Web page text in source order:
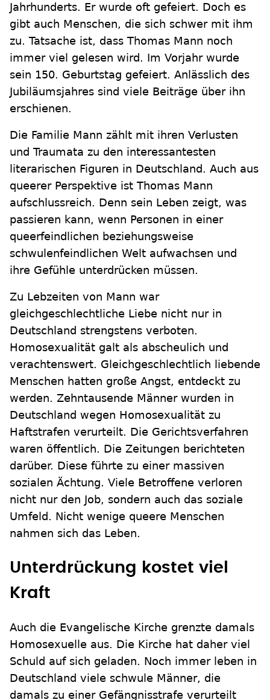
Jahrhunderts. Er wurde oft gefeiert. Doch es
gibt auch Menschen, die sich schwer mit ihm
zu. Tatsache ist, dass Thomas Mann noch
immer viel gelesen wird. Im Vorjahr wurde
sein 150. Geburtstag gefeiert. Anlässlich des
Jubiläumsjahres sind viele Beiträge über ihn
erschienen.
Die Familie Mann zählt mit ihren Verlusten
und Traumata zu den interessantesten
literarischen Figuren in Deutschland. Auch aus
queerer Perspektive ist Thomas Mann
aufschlussreich. Denn sein Leben zeigt, was
passieren kann, wenn Personen in einer
queerfeindlichen beziehungsweise
schwulenfeindlichen Welt aufwachsen und
ihre Gefühle unterdrücken müssen.
Zu Lebzeiten von Mann war
gleichgeschlechtliche Liebe nicht nur in
Deutschland strengstens verboten.
Homosexualität galt als abscheulich und
verachtenswert. Gleichgeschlechtlich liebende
Menschen hatten große Angst, entdeckt zu
werden. Zehntausende Männer wurden in
Deutschland wegen Homosexualität zu
Haftstrafen verurteilt. Die Gerichtsverfahren
waren öffentlich. Die Zeitungen berichteten
darüber. Diese führte zu einer massiven
sozialen Ächtung. Viele Betroffene verloren
nicht nur den Job, sondern auch das soziale
Umfeld. Nicht wenige queere Menschen
nahmen sich das Leben.
Unterdrückung kostet viel
Kraft
Auch die Evangelische Kirche grenzte damals
Homosexuelle aus. Die Kirche hat daher viel
Schuld auf sich geladen. Noch immer leben in
Deutschland viele schwule Männer, die
damals zu einer Gefängnisstrafe verurteilt